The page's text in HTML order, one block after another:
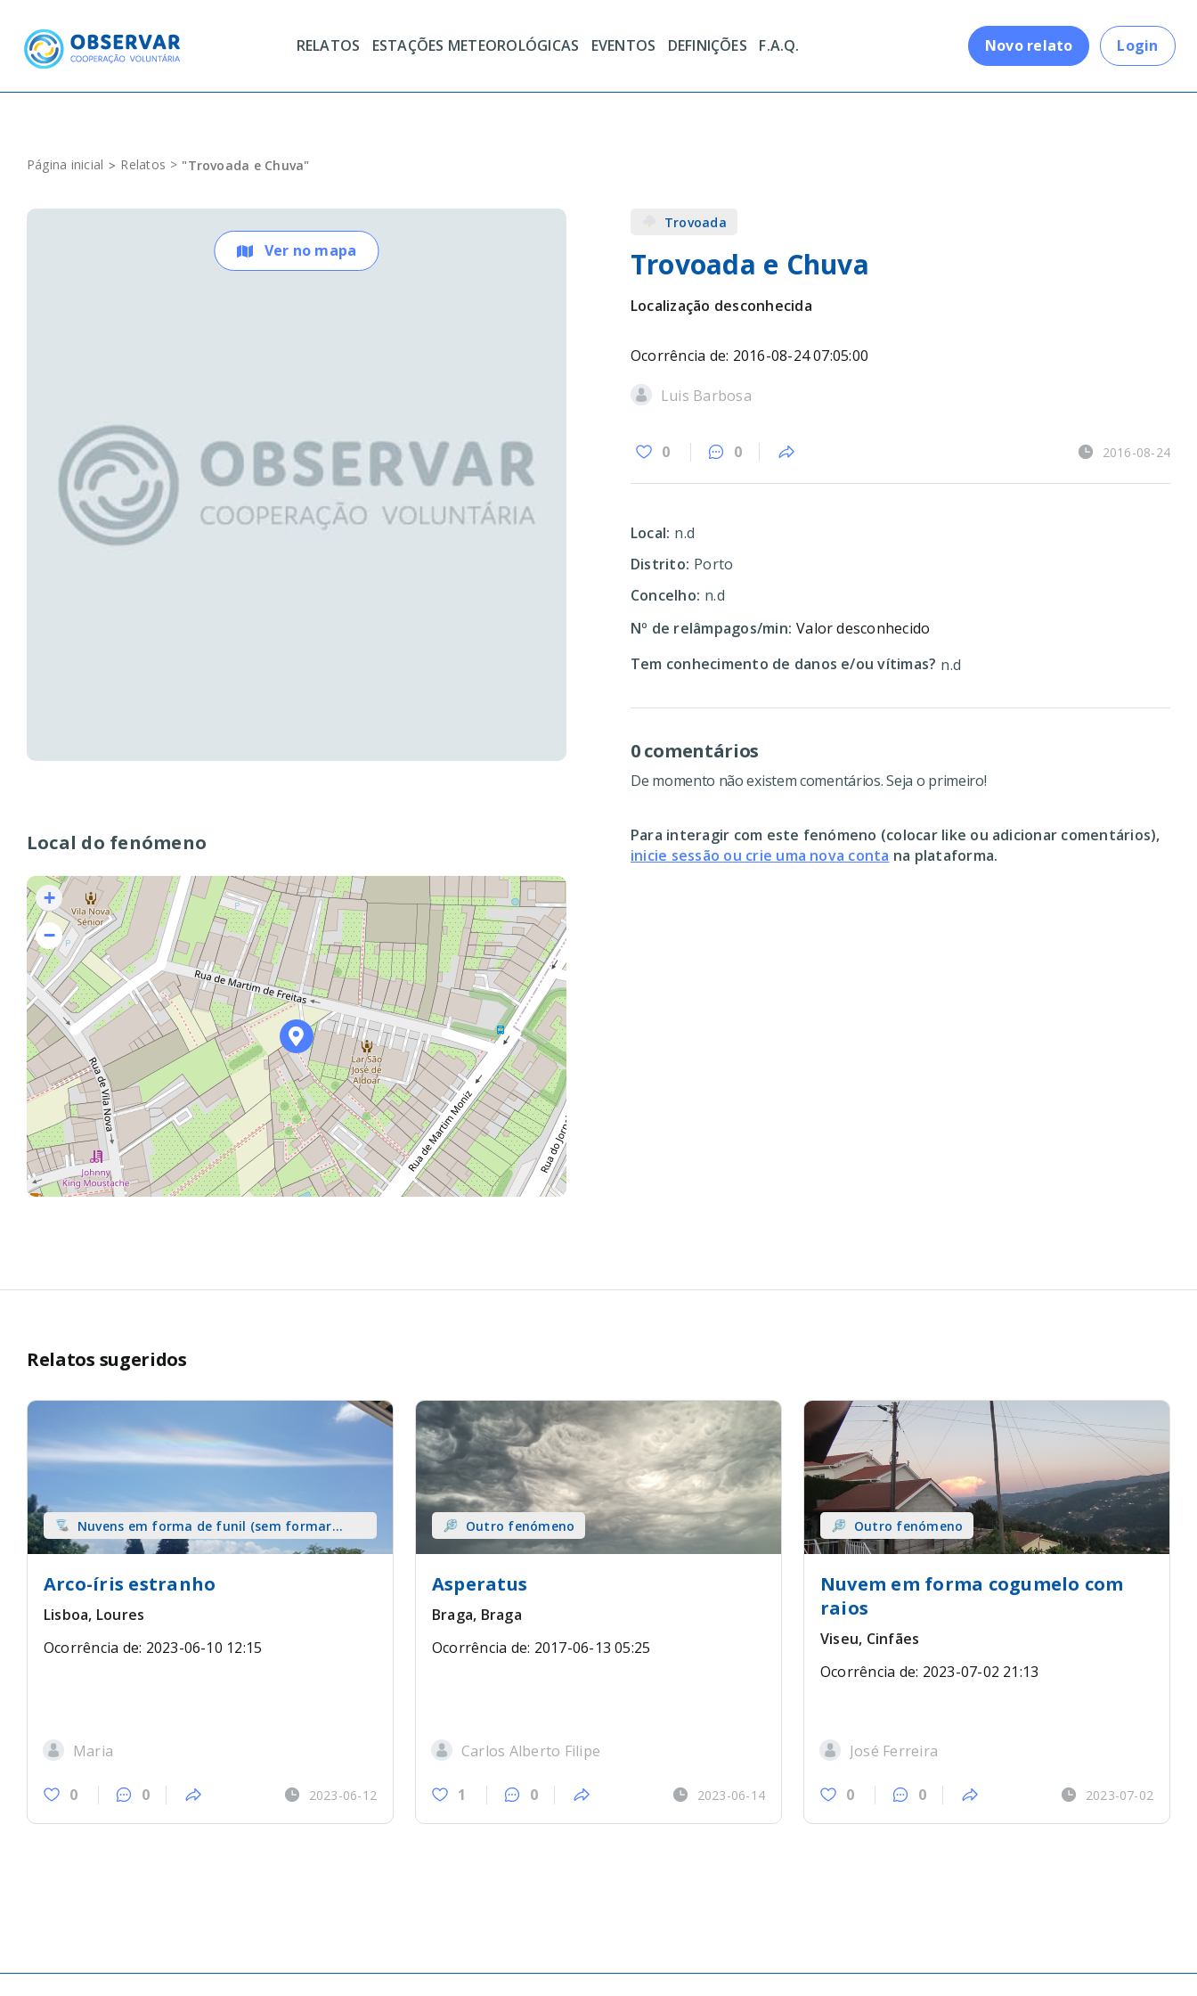
content
RELATOS ESTAÇÕES METEOROLÓGICAS EVENTOS DEFINIÇÕES F.A.Q. Novo relato Login
Página inicial Relatos "Trovoada e Chuva"
Ver no mapa
Local do fenómeno
+
−
Trovoada
Trovoada e Chuva
Localização desconhecida
Ocorrência de: 2016-08-24 07:05:00
Luis Barbosa
0 0 2016-08-24
Local: n.d
Distrito: Porto
Concelho: n.d
Nº de relâmpagos/min: Valor desconhecido
Tem conhecimento de danos e/ou vítimas? n.d
0 comentários
De momento não existem comentários. Seja o primeiro!
Para interagir com este fenómeno (colocar like ou adicionar comentários),
inicie sessão ou crie uma nova conta na plataforma.
Relatos sugeridos
Nuvens em forma de funil (sem formar
tromba) sobre terra
Arco-íris estranho
Lisboa, Loures
Ocorrência de: 2023-06-10 12:15
Maria
0 0 2023-06-12
Outro fenómeno
Asperatus
Braga, Braga
Ocorrência de: 2017-06-13 05:25
Carlos Alberto Filipe
1 0 2023-06-14
Outro fenómeno
Nuvem em forma cogumelo com
raios
Viseu, Cinfães
Ocorrência de: 2023-07-02 21:13
José Ferreira
0 0 2023-07-02